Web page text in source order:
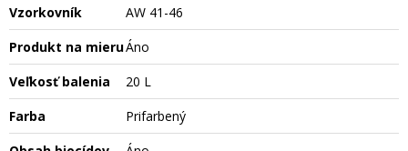
Vzorkovník
AW 41-46
Produkt na mieruÁno
Veľkosť balenia
20 L
Farba
Prifarbený